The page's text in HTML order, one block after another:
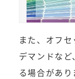
また、オフ
デマンドな
る場合があ